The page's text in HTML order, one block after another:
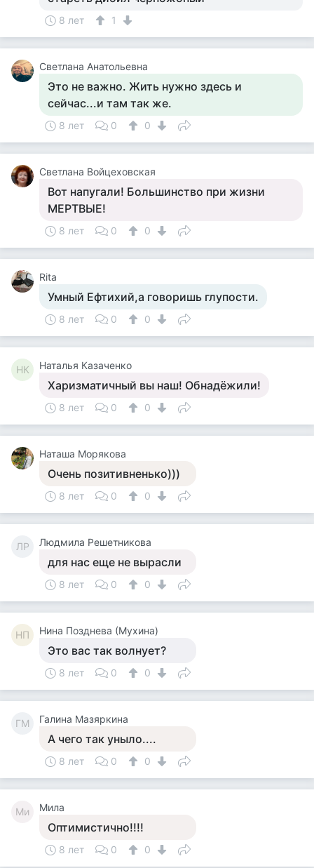
8 лет 1
Светлана Анатольевна
Это не важно. Жить нужно здесь и
сейчас...и там так же.
8 лет 0 0
Светлана Войцеховская
Вот напугали! Большинство при жизни
МЕРТВЫЕ!
8 лет 0 0
Rita
Умный Ефтихий,а говоришь глупости.
8 лет 0 0
НК Наталья Казаченко
Харизматичный вы наш! Обнадёжили!
8 лет 0 0
Наташа Морякова
Очень позитивненько)))
8 лет 0 0
ЛР Людмила Решетникова
для нас еще не вырасли
8 лет 0 0
НП Нина Позднева (Мухина)
Это вас так волнует?
8 лет 0 0
ГМ Галина Мазяркина
А чего так уныло....
8 лет 0 0
Ми Мила
Оптимистично!!!!
8 лет 0 0